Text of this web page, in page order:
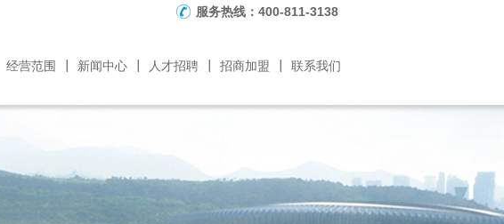
服务热线： 400-811-3138
经营范围 新闻中心 人才招聘 招商加盟 联系我们